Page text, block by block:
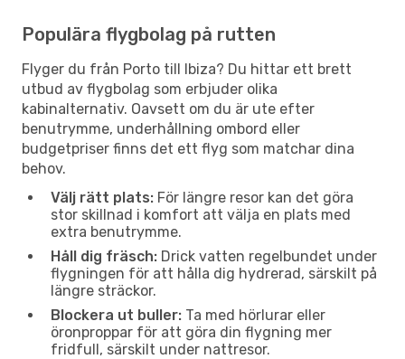
Populära flygbolag på rutten
Flyger du från Porto till Ibiza? Du hittar ett brett
utbud av flygbolag som erbjuder olika
kabinalternativ. Oavsett om du är ute efter
benutrymme, underhållning ombord eller
budgetpriser finns det ett flyg som matchar dina
behov.
Välj rätt plats: För längre resor kan det göra
stor skillnad i komfort att välja en plats med
extra benutrymme.
Håll dig fräsch: Drick vatten regelbundet under
flygningen för att hålla dig hydrerad, särskilt på
längre sträckor.
Blockera ut buller: Ta med hörlurar eller
öronproppar för att göra din flygning mer
fridfull, särskilt under nattresor.